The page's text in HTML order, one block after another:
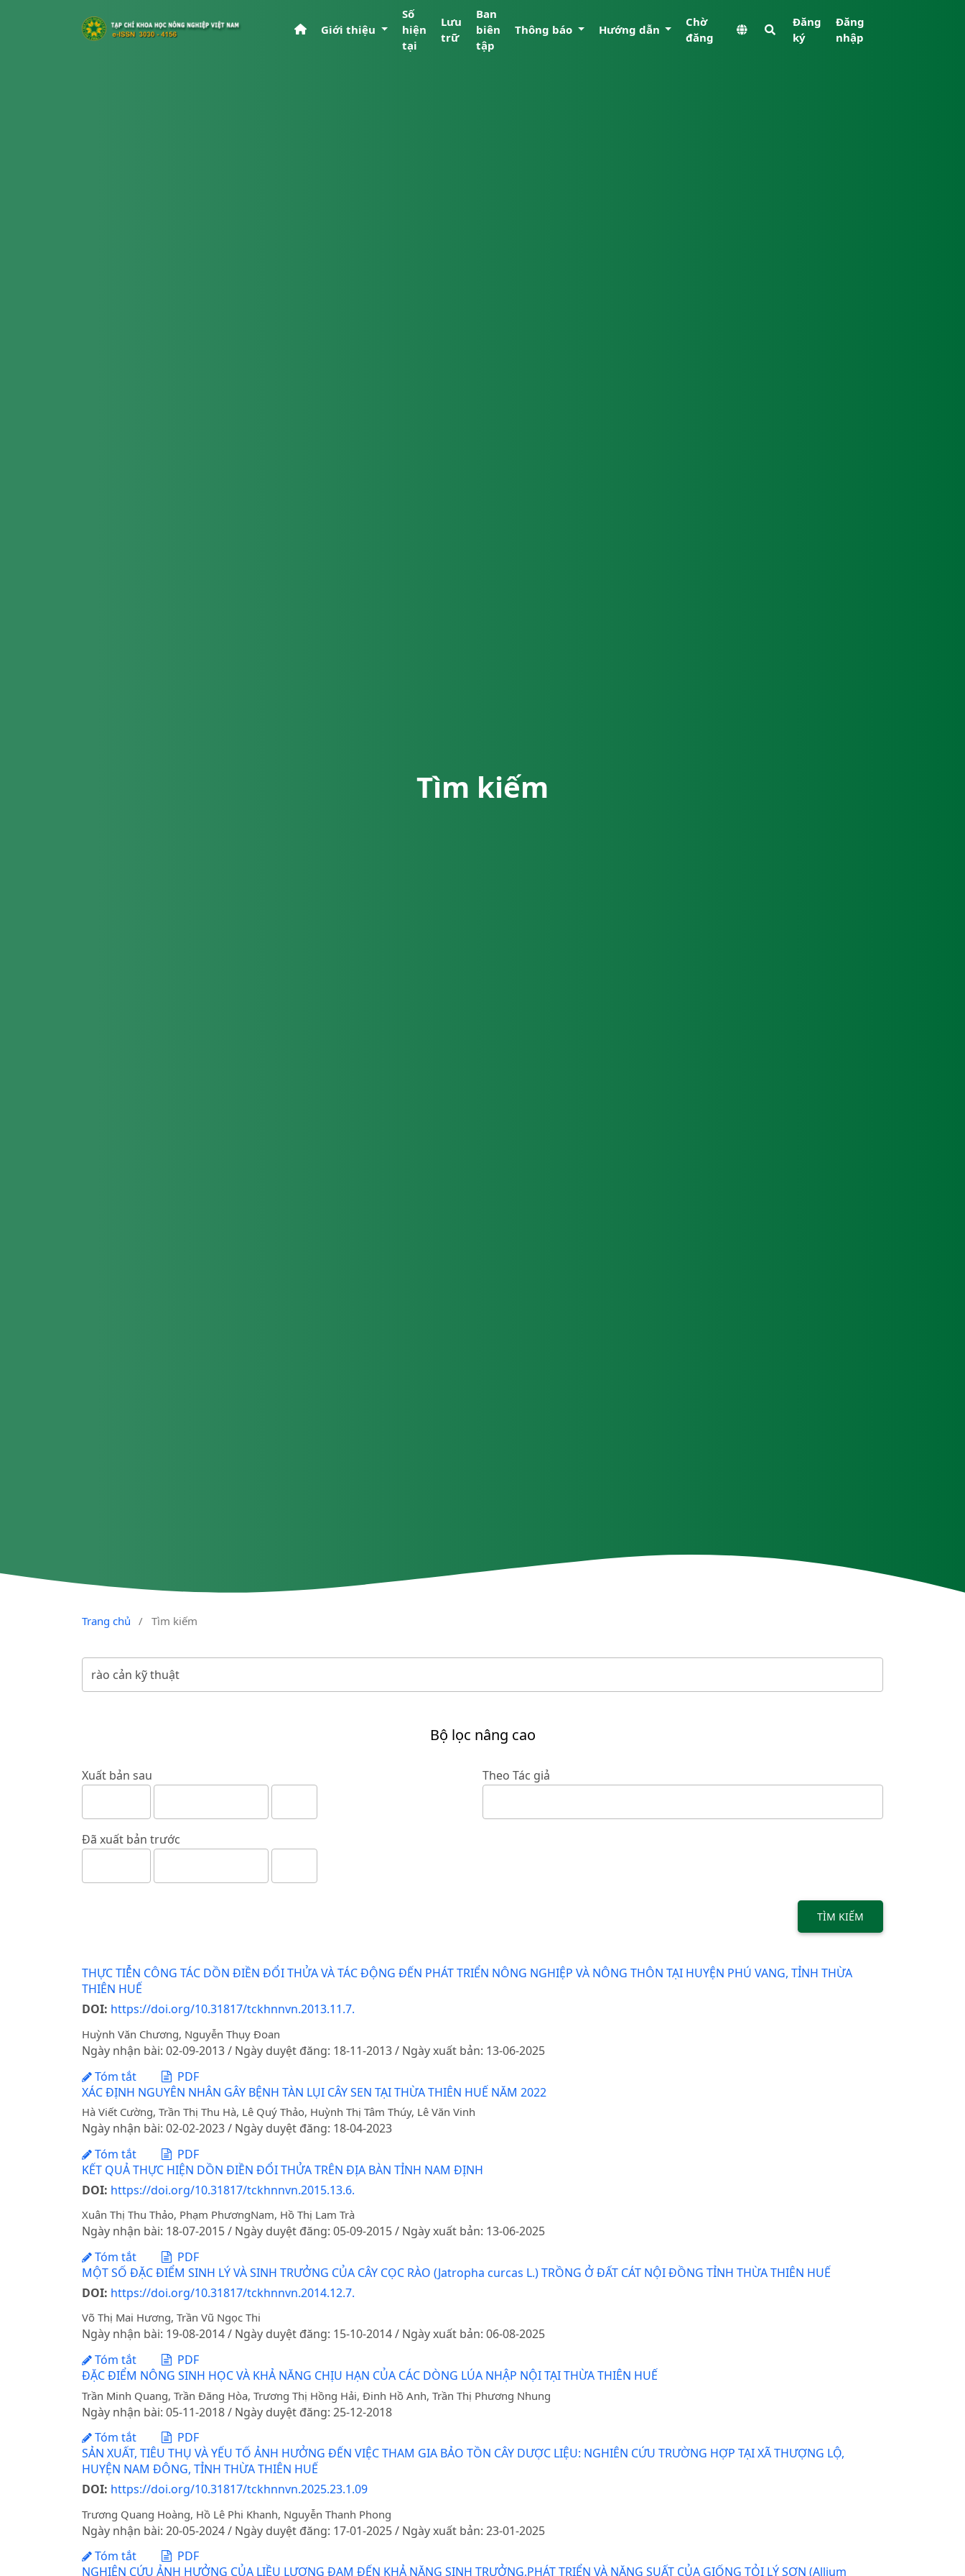
Giới thiệu
Số
hiện
tại
Lưu
trữ
Ban
biên
tập
Thông báo Hướng dẫn
Chờ
đăng
Đăng
ký
Đăng
nhập
Tìm kiếm
Trang chủ / Tìm kiếm
Bộ lọc nâng cao
Xuất bản sau
Đã xuất bản trước
Theo Tác giả
TÌM KIẾM
THỰC TIỄN CÔNG TÁC DỒN ĐIỀN ĐỔI THỬA VÀ TÁC ĐỘNG ĐẾN PHÁT TRIỂN NÔNG NGHIỆP VÀ NÔNG THÔN TẠI HUYỆN PHÚ VANG, TỈNH THỪA
THIÊN HUẾ
DOI: https://doi.org/10.31817/tckhnnvn.2013.11.7.
Huỳnh Văn Chương, Nguyễn Thụy Đoan
Ngày nhận bài: 02-09-2013 / Ngày duyệt đăng: 18-11-2013 / Ngày xuất bản: 13-06-2025
Tóm tắt
PDF
XÁC ĐỊNH NGUYÊN NHÂN GÂY BỆNH TÀN LỤI CÂY SEN TẠI THỪA THIÊN HUẾ NĂM 2022
Hà Viết Cường, Trần Thị Thu Hà, Lê Quý Thảo, Huỳnh Thị Tâm Thúy, Lê Văn Vinh
Ngày nhận bài: 02-02-2023 / Ngày duyệt đăng: 18-04-2023
Tóm tắt
PDF
KẾT QUẢ THỰC HIỆN DỒN ĐIỀN ĐỔI THỬA TRÊN ĐỊA BÀN TỈNH NAM ĐỊNH
DOI: https://doi.org/10.31817/tckhnnvn.2015.13.6.
Xuân Thị Thu Thảo, Phạm PhươngNam, Hồ Thị Lam Trà
Ngày nhận bài: 18-07-2015 / Ngày duyệt đăng: 05-09-2015 / Ngày xuất bản: 13-06-2025
Tóm tắt
PDF
MỘT SỐ ĐẶC ĐIỂM SINH LÝ VÀ SINH TRƯỞNG CỦA CÂY CỌC RÀO (Jatropha curcas L.) TRỒNG Ở ĐẤT CÁT NỘI ĐỒNG TỈNH THỪA THIÊN HUẾ
DOI: https://doi.org/10.31817/tckhnnvn.2014.12.7.
Võ Thị Mai Hương, Trần Vũ Ngọc Thi
Ngày nhận bài: 19-08-2014 / Ngày duyệt đăng: 15-10-2014 / Ngày xuất bản: 06-08-2025
Tóm tắt
PDF
ĐẶC ĐIỂM NÔNG SINH HỌC VÀ KHẢ NĂNG CHỊU HẠN CỦA CÁC DÒNG LÚA NHẬP NỘI TẠI THỪA THIÊN HUẾ
Trần Minh Quang, Trần Đăng Hòa, Trương Thị Hồng Hải, Đinh Hồ Anh, Trần Thị Phương Nhung
Ngày nhận bài: 05-11-2018 / Ngày duyệt đăng: 25-12-2018
Tóm tắt
PDF
SẢN XUẤT, TIÊU THỤ VÀ YẾU TỐ ẢNH HƯỞNG ĐẾN VIỆC THAM GIA BẢO TỒN CÂY DƯỢC LIỆU: NGHIÊN CỨU TRƯỜNG HỢP TẠI XÃ THƯỢNG LỘ,
HUYỆN NAM ĐÔNG, TỈNH THỪA THIÊN HUẾ
DOI: https://doi.org/10.31817/tckhnnvn.2025.23.1.09
Trương Quang Hoàng, Hồ Lê Phi Khanh, Nguyễn Thanh Phong
Ngày nhận bài: 20-05-2024 / Ngày duyệt đăng: 17-01-2025 / Ngày xuất bản: 23-01-2025
Tóm tắt
PDF
NGHIÊN CỨU ẢNH HƯỞNG CỦA LIỀU LƯỢNG ĐẠM ĐẾN KHẢ NĂNG SINH TRƯỞNG,PHÁT TRIỂN VÀ NĂNG SUẤT CỦA GIỐNG TỎI LÝ SƠN (Allium